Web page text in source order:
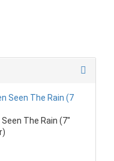
The Rain (7"